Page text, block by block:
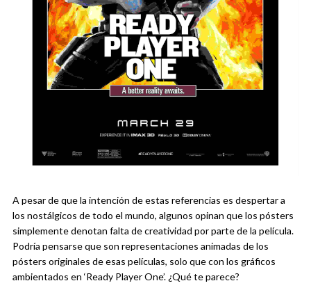
A pesar de que la intención de estas referencias es despertar a
los nostálgicos de todo el mundo, algunos opinan que los pósters
simplemente denotan falta de creatividad por parte de la película.
Podría pensarse que son representaciones animadas de los
pósters originales de esas películas, solo que con los gráficos
ambientados en ‘Ready Player One’. ¿Qué te parece?